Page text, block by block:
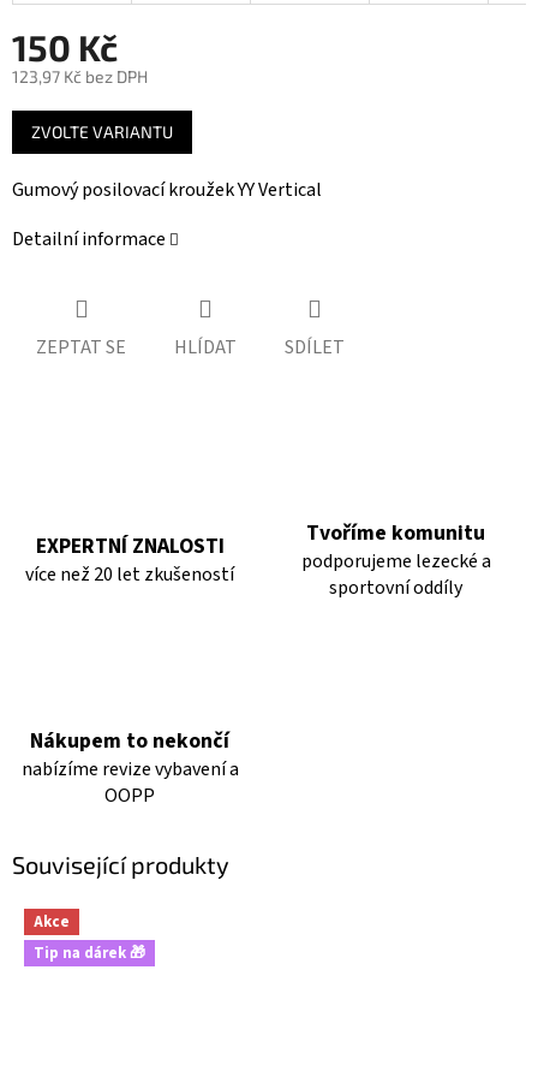
150 Kč
123,97 Kč bez DPH
Měrná
cena:
ZVOLTE VARIANTU
Gumový posilovací kroužek YY Vertical
Detailní informace
ZEPTAT SE HLÍDAT SDÍLET
EXPERTNÍ ZNALOSTI
více než 20 let zkušeností
Tvoříme komunitu
podporujeme lezecké a
sportovní oddíly
Nákupem to nekončí
nabízíme revize vybavení a
OOPP
Související produkty
Akce
Tip na dárek 🎁